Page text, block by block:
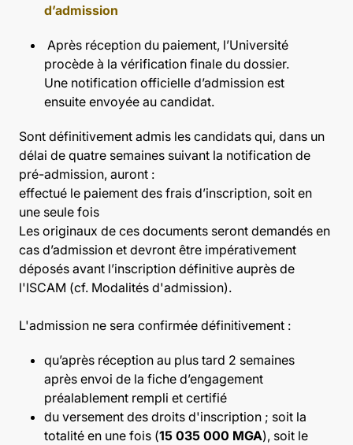
d’admission
Après réception du paiement, l’Université
procède à la vérification finale du dossier.
Une notification officielle d’admission est
ensuite envoyée au candidat.
Sont définitivement admis les candidats qui, dans un
délai de quatre semaines suivant la notification de
pré-admission, auront :
effectué le paiement des frais d’inscription, soit en
une seule fois
Les originaux de ces documents seront demandés en
cas d’admission et devront être impérativement
déposés avant l’inscription définitive auprès de
l'ISCAM (cf. Modalités d'admission).
L'admission ne sera confirmée définitivement :
qu’après réception au plus tard 2 semaines
après envoi de la fiche d’engagement
préalablement rempli et certifié
du versement des droits d'inscription ; soit la
totalité en une fois (15 035 000 MGA), soit le